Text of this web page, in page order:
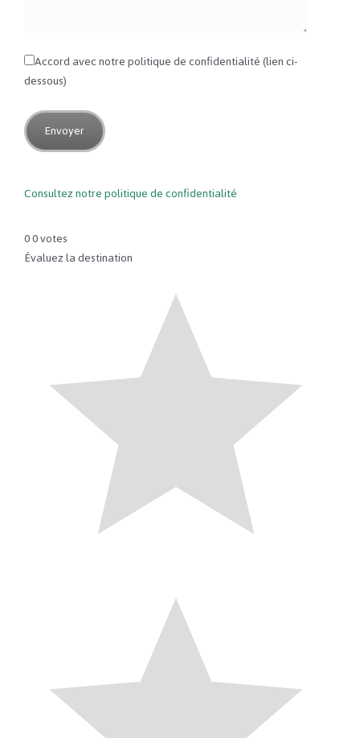
Accord avec notre politique de confidentialité (lien ci-
dessous)
Consultez notre politique de confidentialité
00votes
Évaluez la destination